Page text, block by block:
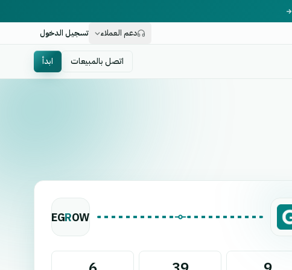
دعم العملاء
تسجيل الدخول
اتصل بالمبيعات ابدأ
EGROW